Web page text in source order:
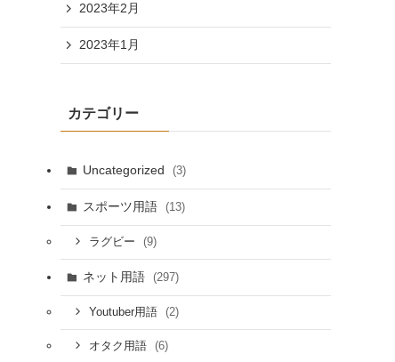
2023年2月
2023年1月
カテゴリー
Uncategorized (3)
スポーツ用語 (13)
ラグビー (9)
ネット用語 (297)
Youtuber用語 (2)
オタク用語 (6)